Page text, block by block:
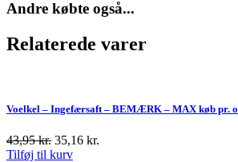
Andre købte også...
Relaterede varer
Voelkel – Ingefærsaft – BEMÆRK – MAX køb pr.
43,95kr. 35,16 kr.
Tilføj til kurv